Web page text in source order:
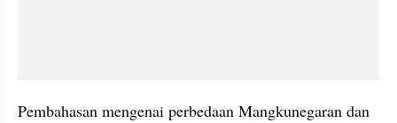
Pembahasan mengenai perbedaan Mangkunegaran dan